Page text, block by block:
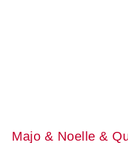
Majo & Noelle &